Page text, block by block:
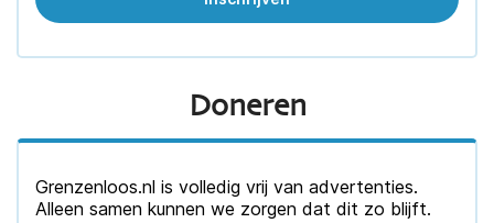
Doneren
Grenzenloos.nl is volledig vrij van advertenties.
Alleen samen kunnen we zorgen dat dit zo blijft.